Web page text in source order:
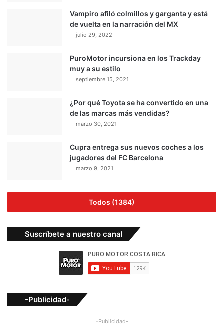
Vampiro afiló colmillos y garganta y está
de vuelta en la narración del MX
julio 29, 2022
PuroMotor incursiona en los Trackday
muy a su estilo
septiembre 15, 2021
¿Por qué Toyota se ha convertido en una
de las marcas más vendidas?
marzo 30, 2021
Cupra entrega sus nuevos coches a los
jugadores del FC Barcelona
marzo 9, 2021
Todos (1384)
Suscríbete a nuestro canal
-Publicidad-
-Publicidad-